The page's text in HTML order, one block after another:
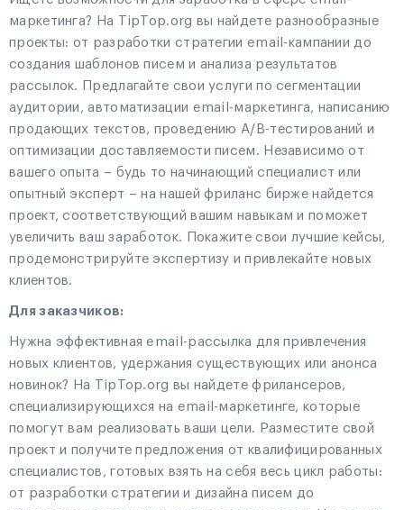
маркетинга? На TipTop.org вы найдете разнообразные
проекты: от разработки стратегии email-кампании до
создания шаблонов писем и анализа результатов
рассылок. Предлагайте свои услуги по сегментации
аудитории, автоматизации email-маркетинга, написанию
продающих текстов, проведению A/B-тестирований и
оптимизации доставляемости писем. Независимо от
вашего опыта – будь то начинающий специалист или
опытный эксперт – на нашей фриланс бирже найдется
проект, соответствующий вашим навыкам и поможет
увеличить ваш заработок. Покажите свои лучшие кейсы,
продемонстрируйте экспертизу и привлекайте новых
клиентов.
Для заказчиков:
Нужна эффективная email-рассылка для привлечения
новых клиентов, удержания существующих или анонса
новинок? На TipTop.org вы найдете фрилансеров,
специализирующихся на email-маркетинге, которые
помогут вам реализовать ваши цели. Разместите свой
проект и получите предложения от квалифицированных
специалистов, готовых взять на себя весь цикл работы:
от разработки стратегии и дизайна писем до